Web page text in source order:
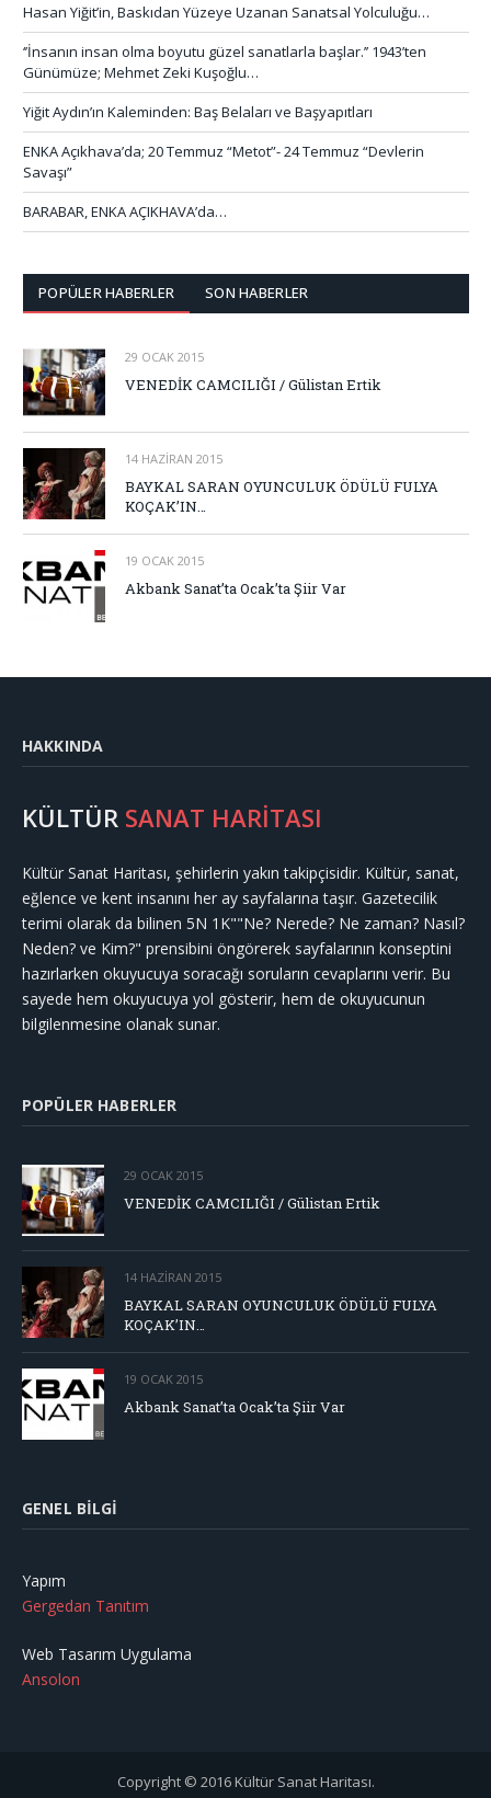
Hasan Yiğit’in, Baskıdan Yüzeye Uzanan Sanatsal Yolculuğu…
‘’İnsanın insan olma boyutu güzel sanatlarla başlar.’’ 1943’ten
Günümüze; Mehmet Zeki Kuşoğlu…
Yiğit Aydın’ın Kaleminden: Baş Belaları ve Başyapıtları
ENKA Açıkhava’da; 20 Temmuz “Metot”- 24 Temmuz “Devlerin
Savaşı”
BARABAR, ENKA AÇIKHAVA’da…
POPÜLER HABERLER SON HABERLER
29 OCAK 2015
VENEDİK CAMCILIĞI / Gülistan Ertik
14 HAZIRAN 2015
BAYKAL SARAN OYUNCULUK ÖDÜLÜ FULYA
KOÇAK’IN…
19 OCAK 2015
Akbank Sanat’ta Ocak’ta Şiir Var
HAKKINDA
KÜLTÜR SANAT HARİTASI
Kültür Sanat Haritası, şehirlerin yakın takipçisidir. Kültür, sanat,
eğlence ve kent insanını her ay sayfalarına taşır. Gazetecilik
terimi olarak da bilinen 5N 1K""Ne? Nerede? Ne zaman? Nasıl?
Neden? ve Kim?" prensibini öngörerek sayfalarının konseptini
hazırlarken okuyucuya soracağı soruların cevaplarını verir. Bu
sayede hem okuyucuya yol gösterir, hem de okuyucunun
bilgilenmesine olanak sunar.
POPÜLER HABERLER
29 OCAK 2015
VENEDİK CAMCILIĞI / Gülistan Ertik
14 HAZIRAN 2015
BAYKAL SARAN OYUNCULUK ÖDÜLÜ FULYA
KOÇAK’IN…
19 OCAK 2015
Akbank Sanat’ta Ocak’ta Şiir Var
GENEL BILGI
Yapım
Gergedan Tanıtım
Web Tasarım Uygulama
Ansolon
Copyright © 2016 Kültür Sanat Haritası.